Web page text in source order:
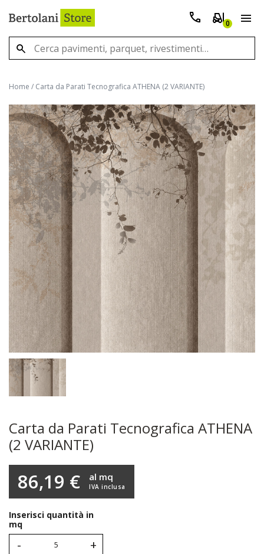
0
Home / Carta da Parati Tecnografica ATHENA (2 VARIANTE)
Carta da Parati Tecnografica ATHENA
(2 VARIANTE)
86,19 € IVA inclusa
al mq
Inserisci quantità in
mq
- +